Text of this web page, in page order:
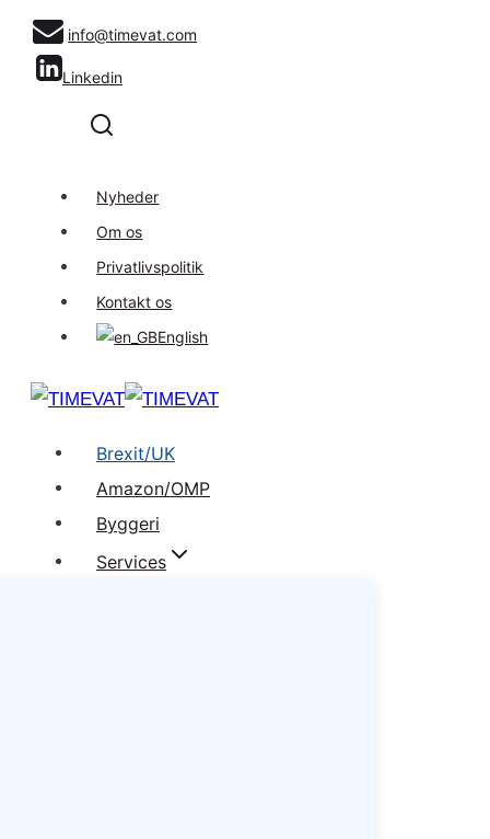
Fortsætinfo@timevat.com
Linkedin
Nyheder
Om os
Privatlivspolitik
Kontakt os
English
Brexit/UK
Amazon/OMP
Byggeri
Services